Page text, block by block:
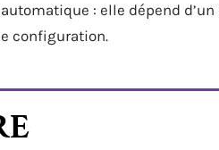
: elle dépend
configuration.